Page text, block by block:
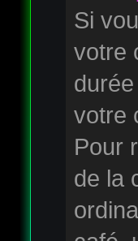
Si
votre
votre
Pour
de la